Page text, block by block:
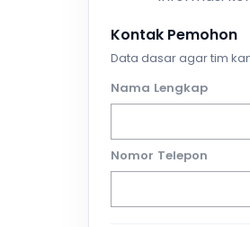
Kontak Pemohon
Data dasar agar tim
Nama Lengkap
Nomor Telepon